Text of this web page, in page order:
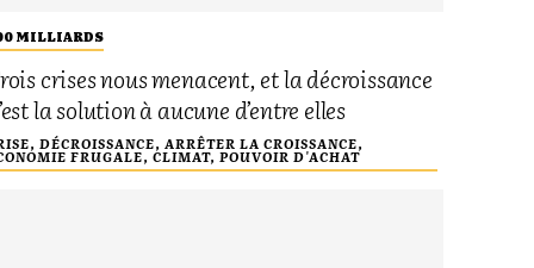
MILLIARDS
crises nous menacent, et la décroissance
la solution à aucune d’entre elles
DÉCROISSANCE, ARRÊTER LA CROISSANCE,
FRUGALE, CLIMAT, POUVOIR D'ACHAT